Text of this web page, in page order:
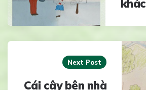
khác
Next Post
Cái cây bên nhà